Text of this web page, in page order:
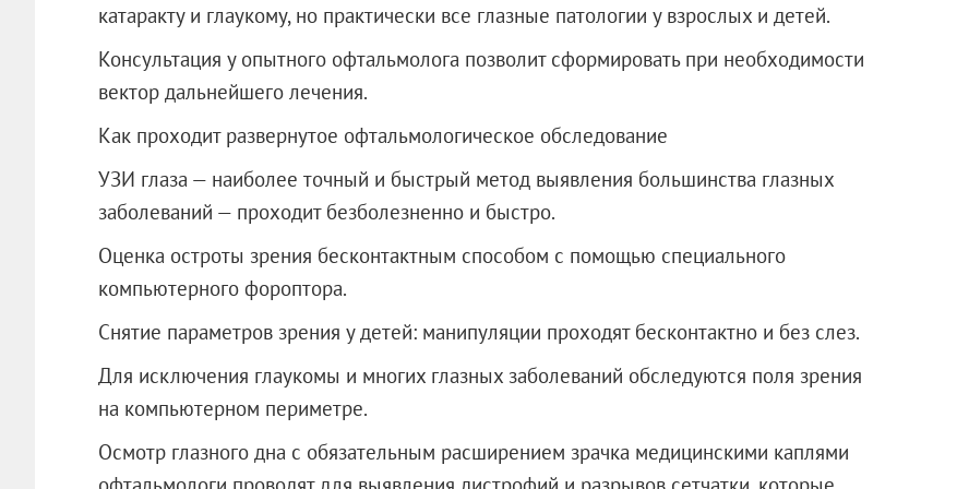
катаракту и глаукому, но практически все глазные патологии у взрослых и детей.
Консультация у опытного офтальмолога позволит сформировать при необходимости
вектор дальнейшего лечения.
Как проходит развернутое офтальмологическое обследование
УЗИ глаза — наиболее точный и быстрый метод выявления большинства глазных
заболеваний — проходит безболезненно и быстро.
Оценка остроты зрения бесконтактным способом с помощью специального
компьютерного фороптора.
Снятие параметров зрения у детей: манипуляции проходят бесконтактно и без слез.
Для исключения глаукомы и многих глазных заболеваний обследуются поля зрения
на компьютерном периметре.
Осмотр глазного дна с обязательным расширением зрачка медицинскими каплями